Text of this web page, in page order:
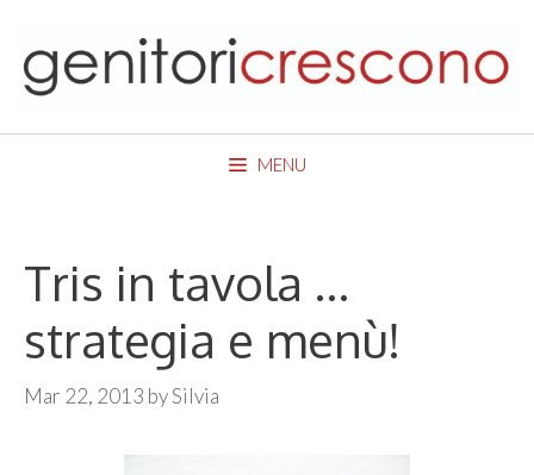
content
MENU
Tris in tavola …
strategia e menù!
Mar 22, 2013 bySilvia